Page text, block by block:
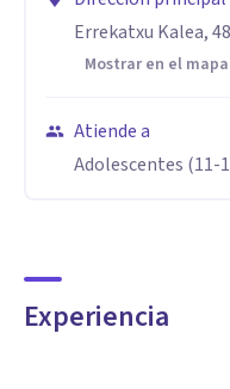
Errekatxu Kalea,
Mostrar en el mapa
Atiende a
Adolescentes (11-
Experiencia